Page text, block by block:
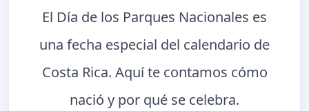
El Día de los Parques Nacionales es
una fecha especial del calendario de
Costa Rica. Aquí te contamos cómo
nació y por qué se celebra.